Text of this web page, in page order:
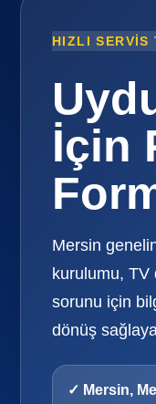
HIZLI SERVIS
İçin
Mersin
kurulumu, TV
sorunu için
dönüş
✓ Mersin,